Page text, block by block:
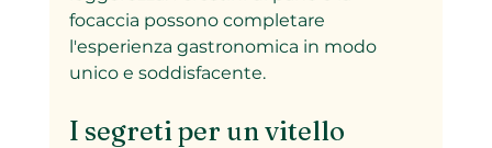
focaccia possono completare
l'esperienza gastronomica in modo
unico e soddisfacente.
I segreti per un vitello